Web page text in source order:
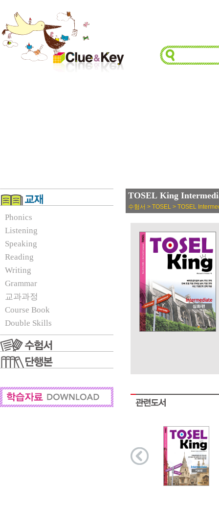
Phonics
Listening
Speaking
Reading
Writing
Grammar
교과과정
Course Book
Double Skills
TOSEL King
수험서 > TOSEL > TOSEL